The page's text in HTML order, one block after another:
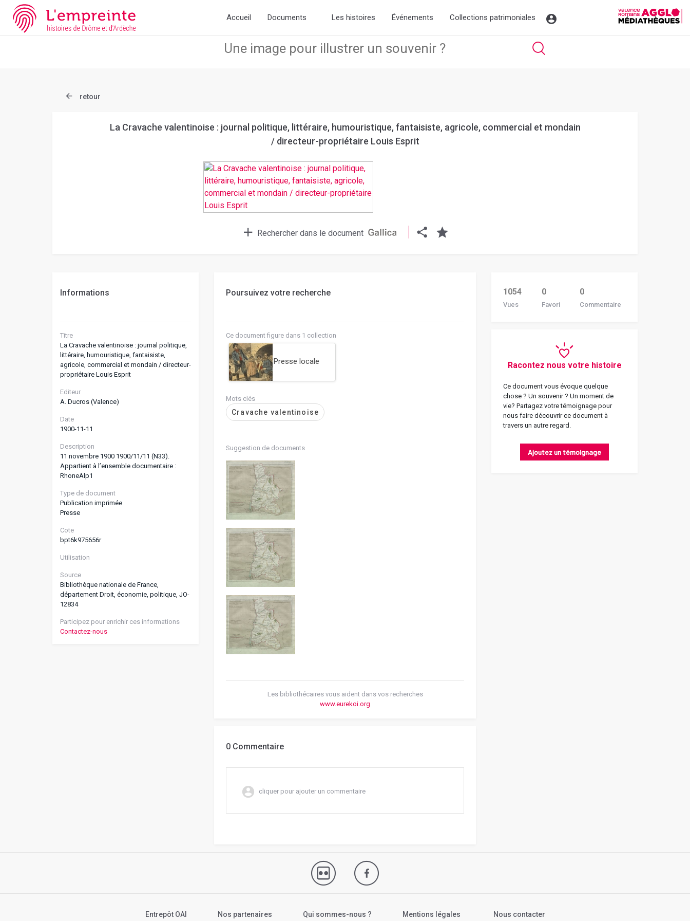
Array ( [slug] => document [ref] => bpt6k975656r )
Accueil Documents Les histoires Événements Collections patrimoniales
retour
La Cravache valentinoise : journal politique, littéraire, humouristique, fantaisiste, agricole, commercial et mondain
/ directeur-propriétaire Louis Esprit
Rechercher dans le document
Informations
Titre
La Cravache valentinoise : journal politique,
littéraire, humouristique, fantaisiste,
agricole, commercial et mondain / directeur-
propriétaire Louis Esprit
Editeur
A. Ducros (Valence)
Date
1900-11-11
Description
11 novembre 1900 1900/11/11 (N33).
Appartient à l’ensemble documentaire :
RhoneAlp1
Type de document
Publication imprimée
Presse
Cote
bpt6k975656r
Utilisation
Source
Bibliothèque nationale de France,
département Droit, économie, politique, JO-
12834
Participez pour enrichir ces informations
Contactez-nous
Poursuivez votre recherche
Ce document figure dans 1 collection
Presse locale
Mots clés
Cravache valentinoise
Suggestion de documents
Les bibliothécaires vous aident dans vos recherches
www.eurekoi.org
0 Commentaire
cliquer pour ajouter un commentaire
1054
Vues
0
Favori
0
Commentaire
Racontez nous votre histoire
Ce document vous évoque quelque
chose ? Un souvenir ? Un moment de
vie? Partagez votre témoignage pour
nous faire découvrir ce document à
travers un autre regard.
Ajoutez un témoignage
Entrepôt OAI Nos partenaires Qui sommes-nous ? Mentions légales Nous contacter